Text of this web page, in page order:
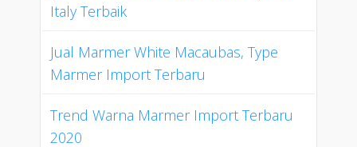
Italy Terbaik
Jual Marmer White Macaubas, Type
Marmer Import Terbaru
Trend Warna Marmer Import Terbaru
2020